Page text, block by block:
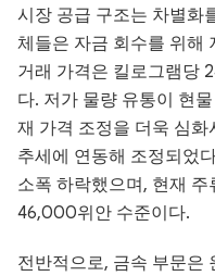
시장 공급 구조는 차별화
체들은 자금 회수를 위해
거래 가격은 킬로그램당
다. 저가 물량 유통이 현
재 가격 조정을 더욱 심
추세에 연동해 조정되었
소폭 하락했으며, 현재
46,000위안 수준이다.
전반적으로, 금속 부문은